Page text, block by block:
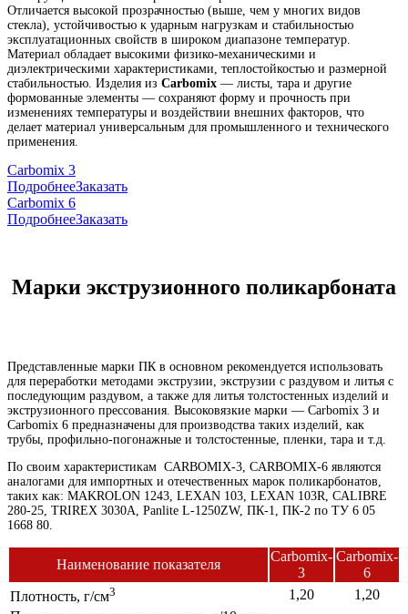
Отличается высокой прозрачностью (выше, чем у многих видов
стекла), устойчивостью к ударным нагрузкам и стабильностью
эксплуатационных свойств в широком диапазоне температур.
Материал обладает высокими физико-механическими и
диэлектрическими характеристиками, теплостойкостью и размерной
стабильностью. Изделия из Carbomix — листы, тара и другие
формованные элементы — сохраняют форму и прочность при
изменениях температуры и воздействии внешних факторов, что
делает материал универсальным для промышленного и технического
применения.
Carbomix 3
ПодробнееЗаказать
Carbomix 6
ПодробнееЗаказать
Марки экструзионного поликарбоната
Представленные марки ПК в основном рекомендуется использовать
для переработки методами экструзии, экструзии с раздувом и литья с
последующим раздувом, а также для литья толстостенных изделий и
экструзионного прессования. Высоковязкие марки — Carbomix 3 и
Carbomix 6 предназначены для производства таких изделий, как
трубы, профильно-погонажные и толстостенные, пленки, тара и т.д.
По своим характеристикам CARBOMIX-3, CARBOMIX-6 являются
аналогами для импортных и отечественных марок поликарбонатов,
таких как: MAKROLON 1243, LEXAN 103, LEXAN 103R, CALIBRE
280-25, TRIREX 3030А, Panlite L-1250ZW, ПК-1, ПК-2 по ТУ 6 05
1668 80.
Наименование показателя
Carbomix-
3
Carbomix-
6
Плотность, г/см3 1,20
1,20